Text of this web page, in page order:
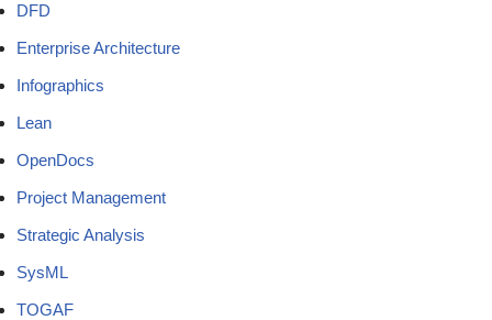
DFD
Enterprise Architecture
Infographics
Lean
OpenDocs
Project Management
Strategic Analysis
SysML
TOGAF